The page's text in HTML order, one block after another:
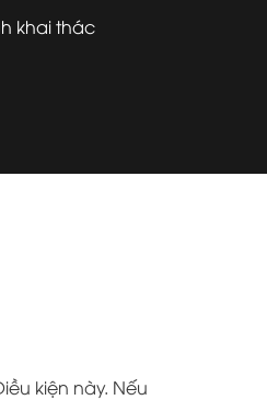
khai thác
kiện này. Nếu